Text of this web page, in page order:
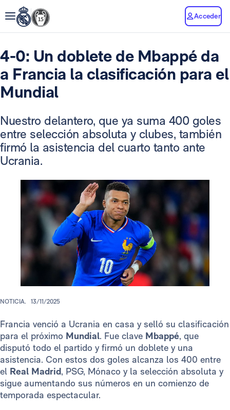
Acceder
4-0: Un doblete de Mbappé da
a Francia la clasificación para el
Mundial
Nuestro delantero, que ya suma 400 goles
entre selección absoluta y clubes, también
firmó la asistencia del cuarto tanto ante
Ucrania.
NOTICIA. 13/11/2025
Francia venció a Ucrania en casa y selló su clasificación
para el próximo Mundial. Fue clave Mbappé, que
disputó todo el partido y firmó un doblete y una
asistencia. Con estos dos goles alcanza los 400 entre
el Real Madrid, PSG, Mónaco y la selección absoluta y
sigue aumentando sus números en un comienzo de
temporada espectacular.